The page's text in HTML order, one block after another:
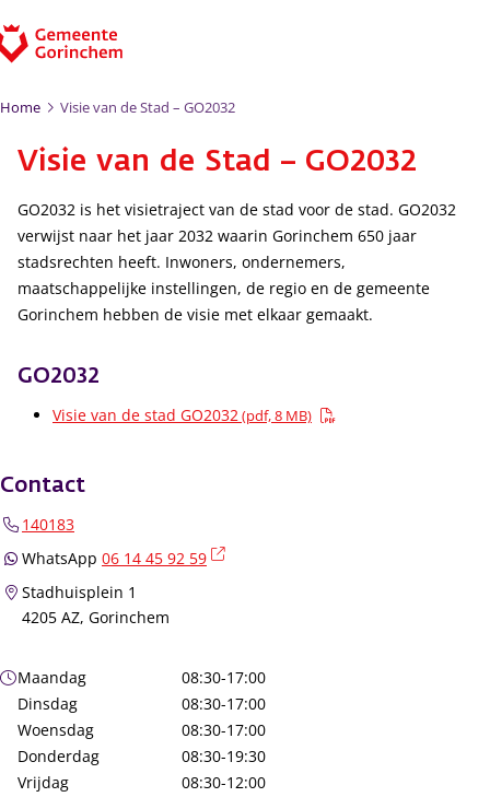
Home Visie van de Stad – GO2032
Visie van de Stad – GO2032
GO2032 is het visietraject van de stad voor de stad. GO2032
verwijst naar het jaar 2032 waarin Gorinchem 650 jaar
stadsrechten heeft. Inwoners, ondernemers,
maatschappelijke instellingen, de regio en de gemeente
Gorinchem hebben de visie met elkaar gemaakt.
GO2032
Visie van de stad GO2032(pdf, 8 MB)
Contact
140183
WhatsApp 06 14 45 92 59
Stadhuisplein 1
4205 AZ, Gorinchem
Openingstijden
Maandag
08:30-17:00
Dinsdag
08:30-17:00
Woensdag
08:30-17:00
Donderdag
08:30-19:30
Vrijdag
08:30-12:00